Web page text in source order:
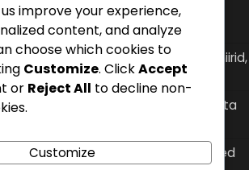
päevad, Perekonna toetus,
väravad, Suured turniirid,
Rahvusvaheline pärand, 1998. aasta
Premier League’i edu, rahvusvahelised
improve your experience,
content, and analyze
choose which cookies to
Customize. ClickAccept
or Reject All to decline non-
Customize